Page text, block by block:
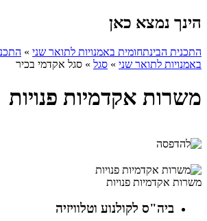
הינך נמצא כאן
התכנית הבינתחומית באמנויות לתואר שני »
באמנויות לתואר שני » סגל » סגל אקדמי בכיר
משרות אקדמיות פנויות
משרות אקדמיות פנויות
ביה"ס לקולנוע וטלוויזיה